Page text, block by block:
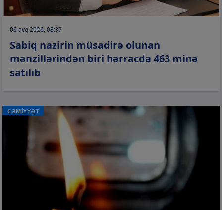
06 avq 2026, 08:37
Sabiq nazirin müsadirə olunan
mənzillərindən biri hərracda 463 minə
satılıb
CƏMİYYƏT